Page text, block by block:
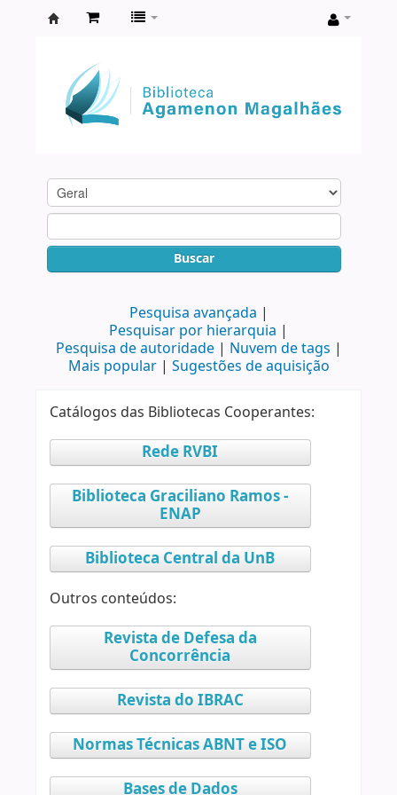
Agamenon
Magalhães
Buscar
Pesquisa avançada
Pesquisar por hierarquia
Pesquisa de autoridade
Nuvem de tags
Mais popular
Sugestões de aquisição
Catálogos das Bibliotecas Cooperantes:
Rede RVBI
Biblioteca Graciliano Ramos -
ENAP
Biblioteca Central da UnB
Outros conteúdos:
Revista de Defesa da
Concorrência
Revista do IBRAC
Normas Técnicas ABNT e ISO
Bases de Dados